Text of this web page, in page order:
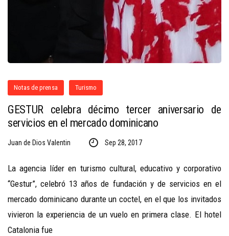
Notas de prensa Turismo
GESTUR celebra décimo tercer aniversario de
servicios en el mercado dominicano
Juan de Dios Valentin Sep 28, 2017
La agencia líder en turismo cultural, educativo y corporativo
“Gestur”, celebró 13 años de fundación y de servicios en el
mercado dominicano durante un coctel, en el que los invitados
vivieron la experiencia de un vuelo en primera clase. El hotel
Catalonia fue